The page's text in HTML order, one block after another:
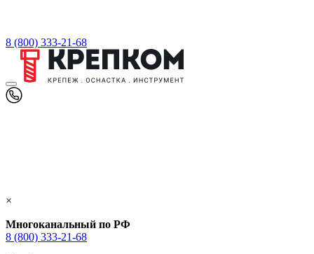
8 (800) 333-21-68
×
Многоканальный по РФ
8 (800) 333‑21-68